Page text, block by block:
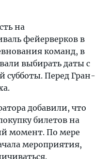
на
фейерверков в
команд, в
выбирать даты с
субботы. Перед Гран-
добавили, что
билетов на
момент. По мере
мероприятия,